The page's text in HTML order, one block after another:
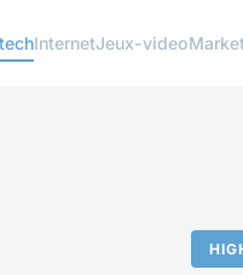
InternetJeux-video